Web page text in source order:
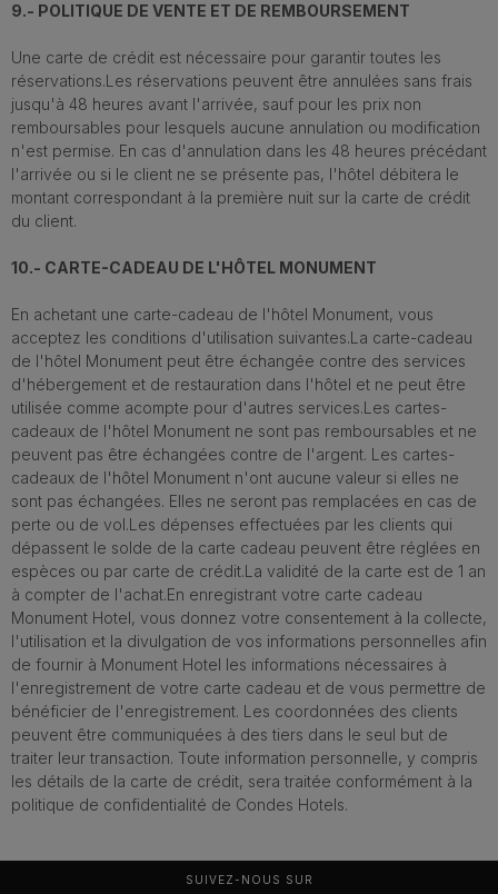
9.- POLITIQUE DE VENTE ET DE REMBOURSEMENT
Une carte de crédit est nécessaire pour garantir toutes les
réservations.Les réservations peuvent être annulées sans frais
jusqu'à 48 heures avant l'arrivée, sauf pour les prix non
remboursables pour lesquels aucune annulation ou modification
n'est permise. En cas d'annulation dans les 48 heures précédant
l'arrivée ou si le client ne se présente pas, l'hôtel débitera le
montant correspondant à la première nuit sur la carte de crédit
du client.
10.- CARTE-CADEAU DE L'HÔTEL MONUMENT
En achetant une carte-cadeau de l'hôtel Monument, vous
acceptez les conditions d'utilisation suivantes.La carte-cadeau
de l'hôtel Monument peut être échangée contre des services
d'hébergement et de restauration dans l'hôtel et ne peut être
utilisée comme acompte pour d'autres services.Les cartes-
cadeaux de l'hôtel Monument ne sont pas remboursables et ne
peuvent pas être échangées contre de l'argent. Les cartes-
cadeaux de l'hôtel Monument n'ont aucune valeur si elles ne
sont pas échangées. Elles ne seront pas remplacées en cas de
perte ou de vol.Les dépenses effectuées par les clients qui
dépassent le solde de la carte cadeau peuvent être réglées en
espèces ou par carte de crédit.La validité de la carte est de 1 an
à compter de l'achat.En enregistrant votre carte cadeau
Monument Hotel, vous donnez votre consentement à la collecte,
l'utilisation et la divulgation de vos informations personnelles afin
de fournir à Monument Hotel les informations nécessaires à
l'enregistrement de votre carte cadeau et de vous permettre de
bénéficier de l'enregistrement. Les coordonnées des clients
peuvent être communiquées à des tiers dans le seul but de
traiter leur transaction. Toute information personnelle, y compris
les détails de la carte de crédit, sera traitée conformément à la
politique de confidentialité de Condes Hotels.
SUIVEZ-NOUS SUR